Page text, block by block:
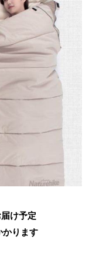
け予定
かります